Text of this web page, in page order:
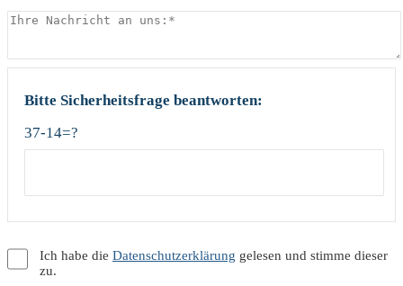
Bitte Sicherheitsfrage beantworten:
37-14=?
Ich habe die Datenschutzerklärung gelesen und stimme dieser
zu.